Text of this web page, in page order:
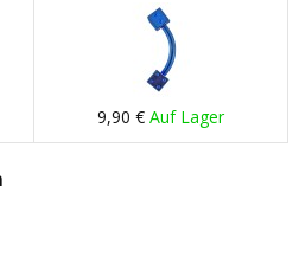
9,90 € Auf Lager